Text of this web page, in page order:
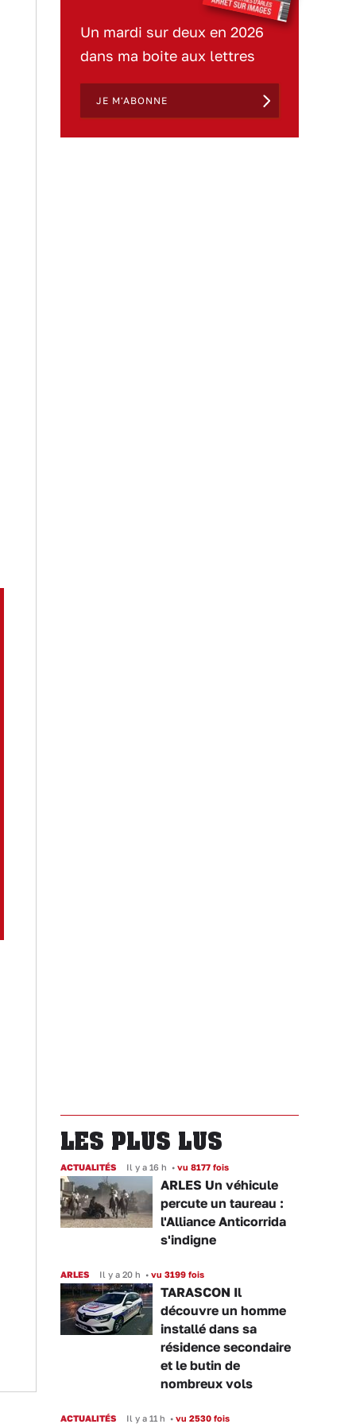
Un mardi sur deux en 2026
dans ma boite aux lettres
JE M'ABONNE
LES PLUS LUS
ACTUALITÉS Il y a 16 h • vu 8177 fois
ARLES Un véhicule
percute un taureau :
l'Alliance Anticorrida
s'indigne
ARLES Il y a 20 h • vu 3199 fois
TARASCON Il
découvre un homme
installé dans sa
résidence secondaire
et le butin de
nombreux vols
ACTUALITÉS Il y a 11 h • vu 2530 fois